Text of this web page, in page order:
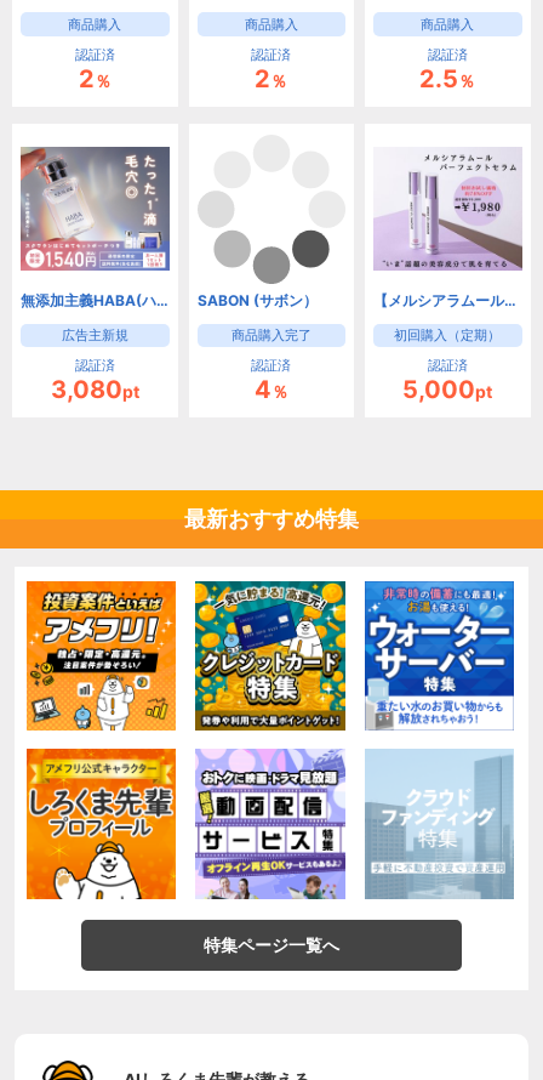
商品購入
認証済
2％
商品購入
認証済
2％
商品購入
認証済
2.5％
無添加主義HABA(ハーバー)の美容オイル【高品位「スクワラン」】
広告主新規
認証済
3,080pt
SABON (サボン）
商品購入完了
認証済
4％
【メルシアラムール】高濃度ヒト幹細胞培養液配合オールインワンセラム
初回購入（定期）
認証済
5,000pt
最新おすすめ特集
特集ページ一覧へ